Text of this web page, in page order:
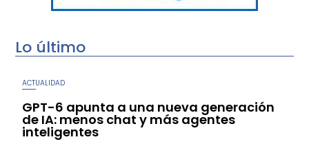
Lo último
ACTUALIDAD
GPT-6 apunta a una nueva generación
de IA: menos chat y más agentes
inteligentes